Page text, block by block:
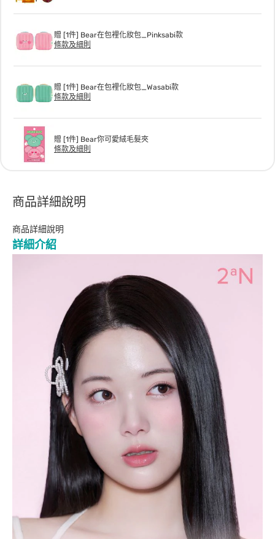
贈 [1件] Bear在包裡化妝包_Pinksabi款
條款及細則
贈 [1件] Bear在包裡化妝包_Wasabi款
條款及細則
贈 [1件] Bear你可愛絨毛髮夾
條款及細則
商品詳細說明
商品詳細說明
詳細介紹